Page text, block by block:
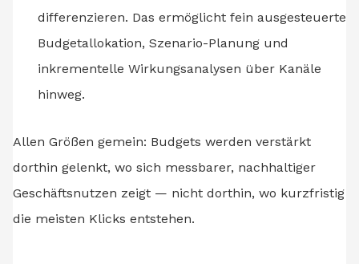
differenzieren. Das ermöglicht fein ausgesteuerte
Budgetallokation, Szenario-Planung und
inkrementelle Wirkungsanalysen über Kanäle
hinweg.
Allen Größen gemein: Budgets werden verstärkt
dorthin gelenkt, wo sich messbarer, nachhaltiger
Geschäftsnutzen zeigt — nicht dorthin, wo kurzfristig
die meisten Klicks entstehen.